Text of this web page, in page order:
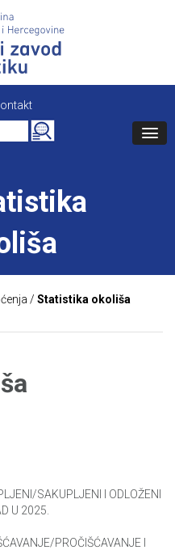
Search
for:
/ Statistika okoliša
SAKUPLJENI I ODLOŽENI
U 2025.
PROČIŠĆAVANJE I